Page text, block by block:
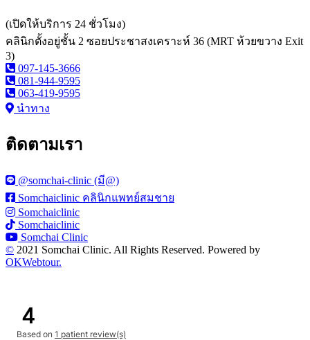
(เปิดให้บริการ 24 ชั่วโมง)
คลินิกตั้งอยู่ชั้น 2 ซอยประชาสงเคราะห์ 36 (MRT ห้วยขวาง Exit
3)
097-145-3666
081-944-9595
063-419-9595
นำทาง
ติดตามเรา
@somchai-clinic (มี@)
Somchaiclinic คลินิกแพทย์สมชาย
Somchaiclinic
Somchaiclinic
Somchai Clinic
© 2021 Somchai Clinic. All Rights Reserved. Powered by
OKWebtour.
4
Based on 1 patient review(s)